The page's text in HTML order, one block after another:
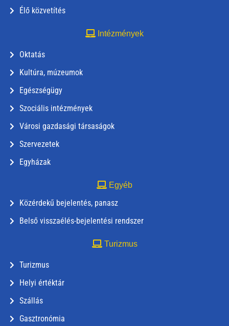
Élő közvetítés
Intézmények
Oktatás
Kultúra, múzeumok
Egészségügy
Szociális intézmények
Városi gazdasági társaságok
Szervezetek
Egyházak
Egyéb
Közérdekű bejelentés, panasz
Belső visszaélés-bejelentési rendszer
Turizmus
Turizmus
Helyi értéktár
Szállás
Gasztronómia